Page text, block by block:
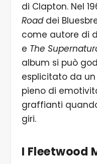
di Clapton. Nel
Roaddei
come autore di
e The
album si può
esplicitato da
pieno di
graffianti
giri.
I Fleetwood